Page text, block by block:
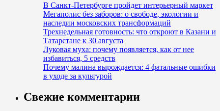
В Санкт-Петербурге пройдет интерьерный маркет
Мегаполис без заборов: о свободе, экологии и
наследии московских трансформаций
Трехнедельная готовность: что откроют в Казани и
Татарстане к 30 августа
Луковая муха: почему появляется, как от нее
избавиться, 5 средств
Почему малина вырождается: 4 фатальные ошибки
в уходе за культурой
Свежие комментарии